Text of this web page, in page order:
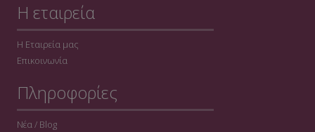
Η εταιρεία
Η Εταιρεία μας
Επικοινωνία
Πληροφορίες
Νέα / Blog